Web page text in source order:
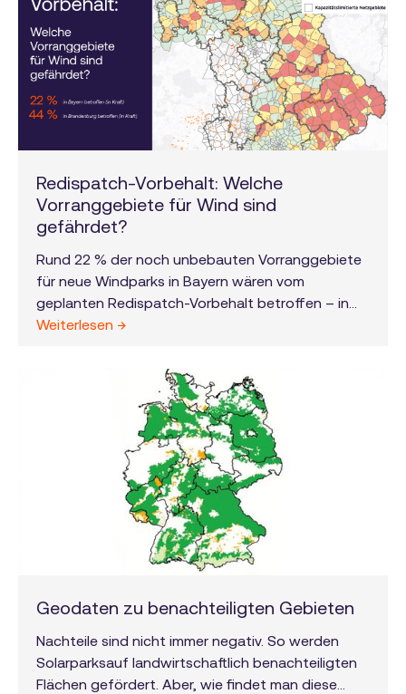
Redispatch-Vorbehalt: Welche
Vorranggebiete für Wind sind
gefährdet?
Rund 22 % der noch unbebauten Vorranggebiete
für neue Windparks in Bayern wären vom
geplanten Redispatch-Vorbehalt betroffen – in
Brandenburg sogar 44 %. Was das für
Weiterlesen →
Geodaten zu benachteiligten Gebieten
Nachteile sind nicht immer negativ. So werden
Solarparksauf landwirtschaftlich benachteiligten
Flächen gefördert. Aber, wie findet man diese